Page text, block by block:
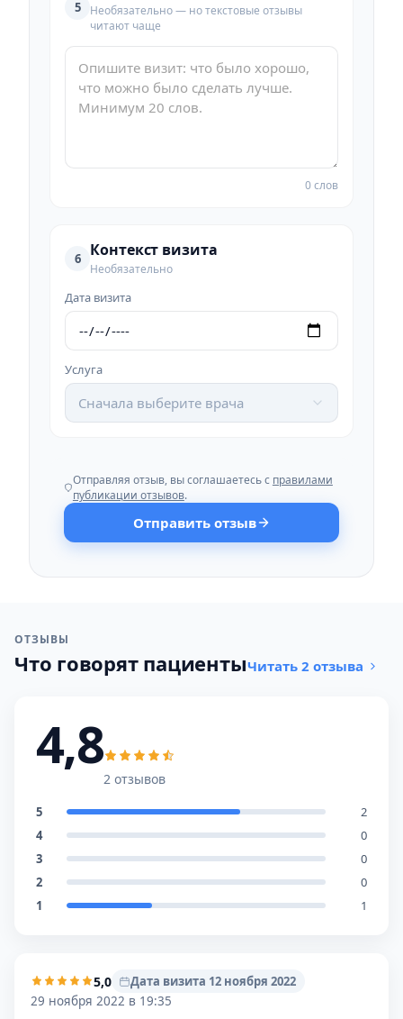
5
Необязательно — но текстовые отзывы
читают чаще
0 слов
6 Контекст визита
Необязательно
Дата визита
Услуга
Сначала выберите врача
Отправляя отзыв, вы соглашаетесь с правилами
публикации отзывов.
Отправить отзыв
ОТЗЫВЫ
Что говорят пациентыЧитать 2 отзыва
4,8
2 отзывов
5
2
4
0
3
0
2
0
1
1
5,0
Дата визита 12 ноября 2022
29 ноября 2022 в 19:35